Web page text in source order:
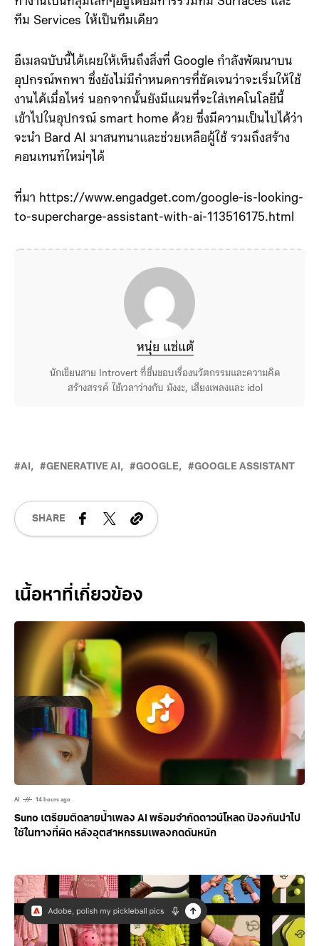
ทีม Services ให้เป็นทีมเดียว
อีเมลฉบับนี้ได้เผยให้เห็นถึงสิ่งที่ Google กำลังพัฒนาบน
อุปกรณ์พกพา ซึ่งยังไม่มีกำหนดการที่ชัดเจนว่าจะเริ่มให้ใช้
งานได้เมื่อไหร่ นอกจากนั้นยังมีแผนที่จะใส่เทคโนโลยีนี้
เข้าไปในอุปกรณ์ smart home ด้วย ซึ่งมีความเป็นไปได้ว่า
จะนำ Bard AI มาสนทนาและช่วยเหลือผู้ใช้ รวมถึงสร้าง
คอนเทนท์ใหม่ๆได้
ที่มา https://www.engadget.com/google-is-looking-
to-supercharge-assistant-with-ai-113516175.html
หนุ่ย แซ่แต้
นักเขียนสาย Introvert ที่ชื่นชอบเรื่องนวัตกรรมและความคิด
สร้างสรรค์ ใช้เวลาว่างกับ มังงะ, เสียงเพลงและ idol
AI GENERATIVE AI GOOGLE GOOGLE ASSISTANT
SHARE
Related Posts
AI 14 hours ago
Suno เตรียมติดลายน้ำเพลง AI พร้อมจำกัดดาวน์โหลด ป้องกันนำไป
ใช้ในทางที่ผิด หลังอุตสาหกรรมเพลงกดดันหนัก